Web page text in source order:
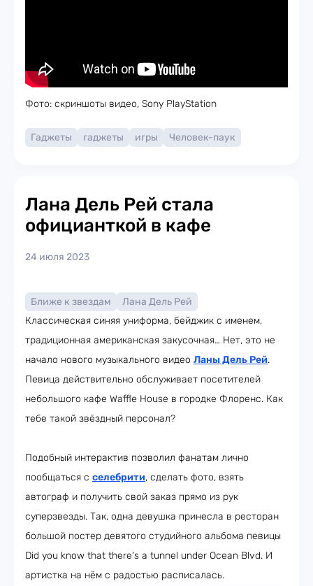
Фото: скриншоты видео, Sony PlayStation
Гаджеты гаджеты игры Человек-паук
Лана Дель Рей стала
официанткой в кафе
24 июля 2023
Ближе к звездам
Лана Дель Рей
Классическая синяя униформа, бейджик с именем,
традиционная американская закусочная… Нет, это не
начало нового музыкального видео Ланы Дель Рей.
Певица действительно обслуживает посетителей
небольшого кафе Waffle House в городке Флоренс. Как
тебе такой звёздный персонал?
Подобный интерактив позволил фанатам лично
пообщаться с селебрити, сделать фото, взять
автограф и получить свой заказ прямо из рук
суперзвезды. Так, одна девушка принесла в ресторан
большой постер девятого студийного альбома певицы
Did you know that there's a tunnel under Ocean Blvd. И
артистка на нём с радостью расписалась.